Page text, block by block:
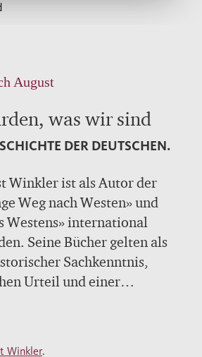
August
was wir sind
DER DEUTSCHEN.
Winkler ist als Autor der
Weg nach Westen» und
Westens» international
Seine Bücher gelten als
Sachkenntnis,
Urteil und einer
Sprache. Nach den
die mit einer
Winkler.